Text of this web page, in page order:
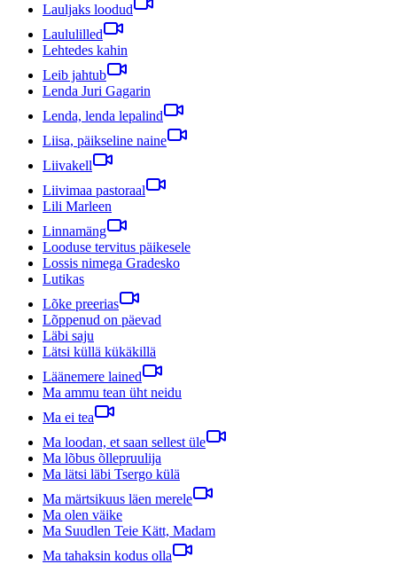
Lauljaks loodud
Laululilled
Lehtedes kahin
Leib jahtub
Lenda Juri Gagarin
Lenda, lenda lepalind
Liisa, päikseline naine
Liivakell
Liivimaa pastoraal
Lili Marleen
Linnamäng
Looduse tervitus päikesele
Lossis nimega Gradesko
Lutikas
Lõke preerias
Lõppenud on päevad
Läbi saju
Lätsi küllä kükäkillä
Läänemere lained
Ma ammu tean üht neidu
Ma ei tea
Ma loodan, et saan sellest üle
Ma lõbus õllepruulija
Ma lätsi läbi Tsergo külä
Ma märtsikuus läen merele
Ma olen väike
Ma Suudlen Teie Kätt, Madam
Ma tahaksin kodus olla